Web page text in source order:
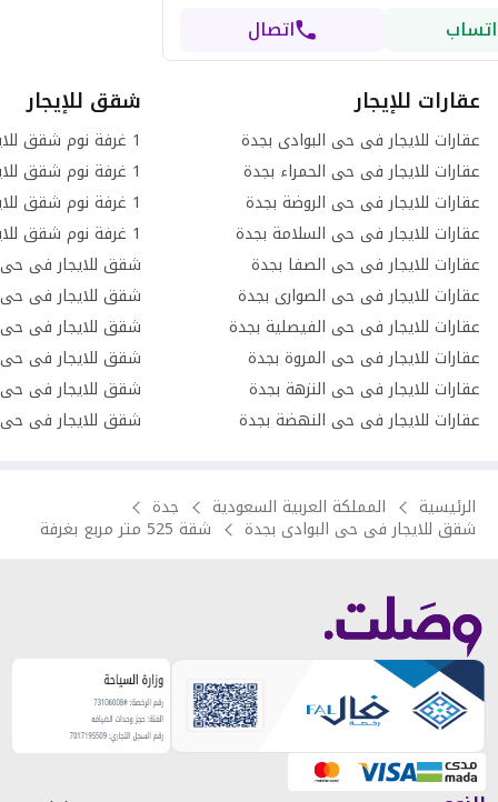
اتصال
عقارات للإيجار
عقارات للايجار فى حى البوادى بجدة
عقارات للايجار فى حى الحمراء بجدة
عقارات للايجار فى حى الروضة بجدة
عقارات للايجار فى حى السلامة بجدة
عقارات للايجار فى حى الصفا بجدة
عقارات للايجار فى حى الصوارى بجدة
عقارات للايجار فى حى الفيصلية بجدة
عقارات للايجار فى حى المروة بجدة
عقارات للايجار فى حى النزهة بجدة
عقارات للايجار فى حى النهضة بجدة
شقق للإيجار
شقق للايجار فى حى
شقق للايجار فى حى
شقق للايجار فى
شقق للايجار فى
شقق للايجار فى حى
شقق للايجار فى حى
الرئيسية المملكة العربية السعودية جدة
شقق للايجار فى حى البوادى بجدة شقة 525 متر مربع بغرفة